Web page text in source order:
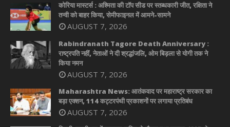
कोरिया मास्टर्स : अश्मिता की टॉप सीड पर स्तब्धकारी जीत, रक्षिता ने
तन्वी को बाहर किया, सेमीफाइनल में आमने-सामने
AUGUST 7, 2026
Rabindranath Tagore Death Anniversary :
राष्ट्रपति नहीं, नेताओं ने दी श्रद्धांजलि, ओम बिड़ला से योगी तक ने
किया नमन
AUGUST 7, 2026
Maharashtra News: आतंकवाद पर महाराष्ट्र सरकार का
बड़ा एक्शन, 114 कट्टरपंथी प्रकाशनों पर लगाया प्रतिबंध
AUGUST 7, 2026